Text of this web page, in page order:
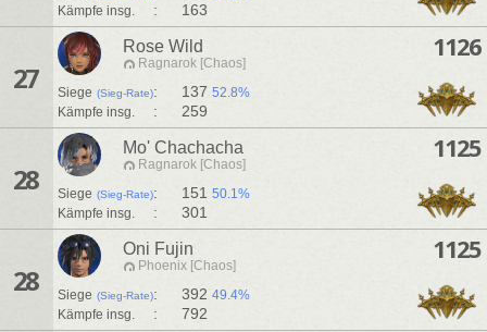
Kämpfe insg.
: 163
27
Rose Wild
Ragnarok [Chaos]
Siege (Sieg-Rate): 137 52.8%
Kämpfe insg.
: 259
1126
28
Mo' Chachacha
Ragnarok [Chaos]
Siege (Sieg-Rate): 151 50.1%
Kämpfe insg.
: 301
1125
28
Oni Fujin
Phoenix [Chaos]
Siege (Sieg-Rate): 392 49.4%
Kämpfe insg.
: 792
1125